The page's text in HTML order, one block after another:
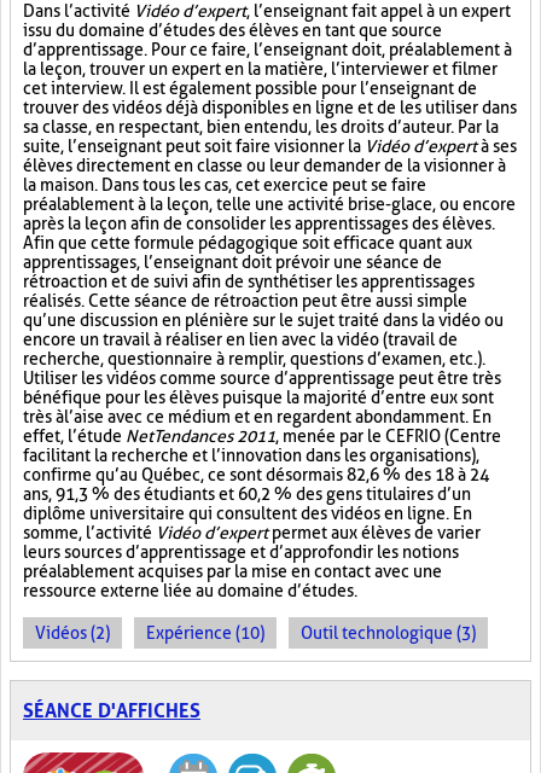
Dans l’activité Vidéo d’expert, l’enseignant fait appel à un expert
issu du domaine d’études des élèves en tant que source
d’apprentissage. Pour ce faire, l’enseignant doit, préalablement à
la leçon, trouver un expert en la matière, l’interviewer et filmer
cet interview. Il est également possible pour l’enseignant de
trouver des vidéos déjà disponibles en ligne et de les utiliser dans
sa classe, en respectant, bien entendu, les droits d’auteur. Par la
suite, l’enseignant peut soit faire visionner la Vidéo d’expertà ses
élèves directement en classe ou leur demander de la visionner à
la maison. Dans tous les cas, cet exercice peut se faire
préalablement à la leçon, telle une activité brise-glace, ou encore
après la leçon afin de consolider les apprentissages des élèves.
Afin que cette formule pédagogique soit efficace quant aux
apprentissages, l’enseignant doit prévoir une séance de
rétroaction et de suivi afin de synthétiser les apprentissages
réalisés. Cette séance de rétroaction peut être aussi simple
qu’une discussion en plénière sur le sujet traité dans la vidéo ou
encore un travail à réaliser en lien avec la vidéo (travail de
recherche, questionnaire à remplir, questions d’examen, etc.).
Utiliser les vidéos comme source d’apprentissage peut être très
bénéfique pour les élèves puisque la majorité d’entre eux sont
très à l’aise avec ce médium et en regardent abondamment. En
effet, l’étude NetTendances 2011, menée par le CEFRIO (Centre
facilitant la recherche et l’innovation dans les organisations),
confirme qu’au Québec, ce sont désormais 82,6 % des 18 à 24
ans, 91,3 % des étudiants et 60,2 % des gens titulaires d’un
diplôme universitaire qui consultent des vidéos en ligne. En
somme, l’activité Vidéo d’expertpermet aux élèves de varier
leurs sources d’apprentissage et d’approfondir les notions
préalablement acquises par la mise en contact avec une
ressource externe liée au domaine d’études.
Vidéos (2) Expérience (10) Outil technologique (3)
SÉANCE D'AFFICHES